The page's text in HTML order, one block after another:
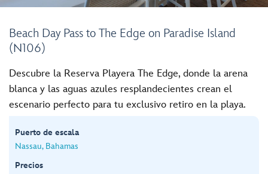
Beach Day Pass to The Edge on Paradise Island
(N106)
Descubre la Reserva Playera The Edge, donde la arena
blanca y las aguas azules resplandecientes crean el
escenario perfecto para tu exclusivo retiro en la playa.
Puerto de escala
Nassau, Bahamas
Precios